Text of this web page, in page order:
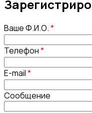
Ваше Ф.И.О.*
Телефон*
E-mail*
Сообщение